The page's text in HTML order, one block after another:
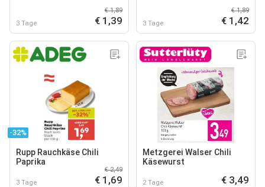
3 Tage
€ 1,89
€ 1,39 3 Tage
€ 1,89
€ 1,42
-32%
Rupp Rauchkäse Chili
Paprika
3 Tage
€ 2,49
€ 1,69
Metzgerei Walser Chili
Käsewurst
2 Tage € 3,49